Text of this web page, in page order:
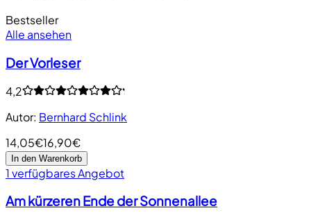
Bestseller
Alle ansehen
Der Vorleser
4,2
Autor: Bernhard Schlink
14,05€16,90€
In den Warenkorb
1 verfügbares Angebot
Am kürzeren Ende der Sonnenallee